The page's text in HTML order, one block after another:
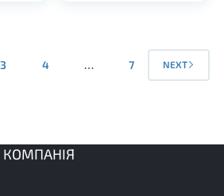
3 4 … 7 NEXT
КОМПАНІЯ